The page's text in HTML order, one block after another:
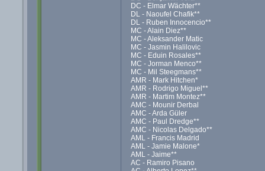
DC - Elmar Wächter**
DL - Naoufel Chafik**
DL - Ruben Innocencio**
MC - Alain Diez**
MC - Aleksander Matic
MC - Jasmin Halilovic
MC - Eduin Rosales**
MC - Jorman Menco**
MC - Mil Steegmans**
AMR - Mark Hitchen*
AMR - Rodrigo Miguel**
AMR - Martim Montez**
AMC - Mounir Derbal
AMC - Arda Güler
AMC - Paul Dredge**
AMC - Nicolas Delgado**
AML - Francis Madrid
AML - Jamie Malone*
AML - Jaime**
AC - Ramiro Pisano